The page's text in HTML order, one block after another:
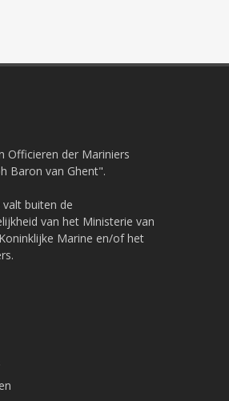
Officieren der Mariniers
Baron van Ghent".
buiten de
van het Ministerie van
Marine en/of het